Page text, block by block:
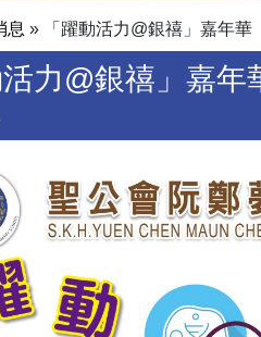
息 » 「躍動活力@銀禧」嘉年華
活力@銀禧」嘉年